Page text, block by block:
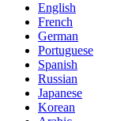
English
French
German
Portuguese
Spanish
Russian
Japanese
Korean